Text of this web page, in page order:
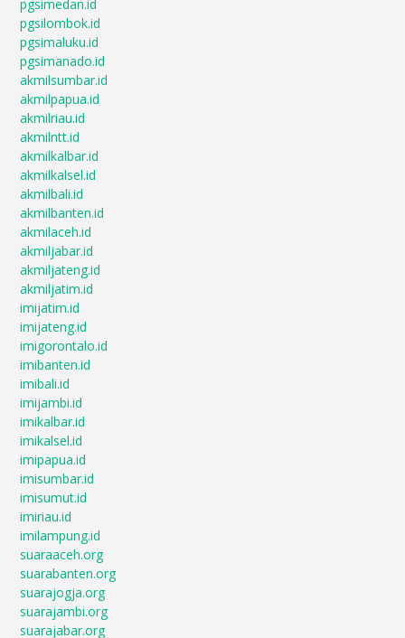
pgsimedan.id
pgsilombok.id
pgsimaluku.id
pgsimanado.id
akmilsumbar.id
akmilpapua.id
akmilriau.id
akmilntt.id
akmilkalbar.id
akmilkalsel.id
akmilbali.id
akmilbanten.id
akmilaceh.id
akmiljabar.id
akmiljateng.id
akmiljatim.id
imijatim.id
imijateng.id
imigorontalo.id
imibanten.id
imibali.id
imijambi.id
imikalbar.id
imikalsel.id
imipapua.id
imisumbar.id
imisumut.id
imiriau.id
imilampung.id
suaraaceh.org
suarabanten.org
suarajogja.org
suarajambi.org
suarajabar.org